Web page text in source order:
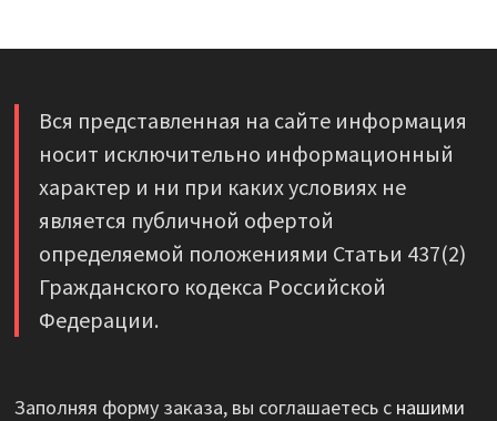
Вся представленная на сайте информация
носит исключительно информационный
характер и ни при каких условиях не
является публичной офертой
определяемой положениями Статьи 437(2)
Гражданского кодекса Российской
Федерации.
Заполняя форму заказа, вы соглашаетесь с нашими